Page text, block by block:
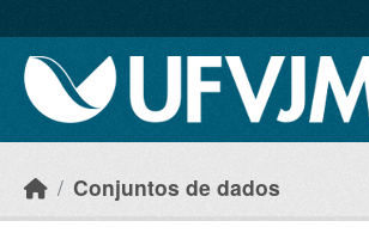
Conjuntos de dados